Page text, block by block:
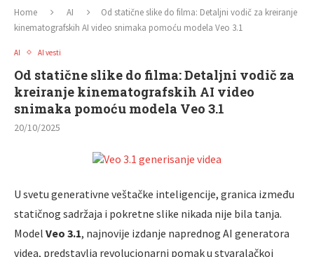
Home AI
Od statične slike do filma: Detaljni vodič za kreiranje
kinematografskih AI video snimaka pomoću modela Veo 3.1
AI AI vesti
Od statične slike do filma: Detaljni vodič za
kreiranje kinematografskih AI video
snimaka pomoću modela Veo 3.1
20/10/2025
U svetu generativne veštačke inteligencije, granica između
statičnog sadržaja i pokretne slike nikada nije bila tanja.
Model Veo 3.1, najnovije izdanje naprednog AI generatora
videa, predstavlja revolucionarni pomak u stvaralačkoj